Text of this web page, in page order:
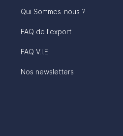
Qui Sommes-nous ?
FAQ de l'export
FAQ V.I.E
Nos newsletters